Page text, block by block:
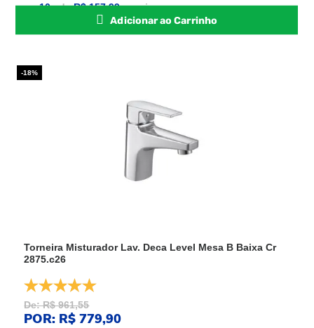
ou10xdeR$ 157,99sem juros
Adicionar ao Carrinho
-18%
Torneira Misturador Lav. Deca Level Mesa B Baixa Cr
2875.c26
De: R$ 961,55
POR: R$ 779,90